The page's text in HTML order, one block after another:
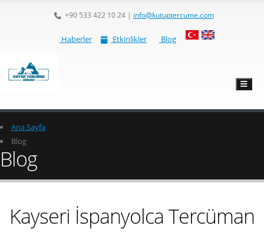
+90 533 422 10 24| info@kutuptercume.com
Haberler Etkinlikler Blog
Ana Sayfa
Blog
Blog
Kayseri İspanyolca Tercüman